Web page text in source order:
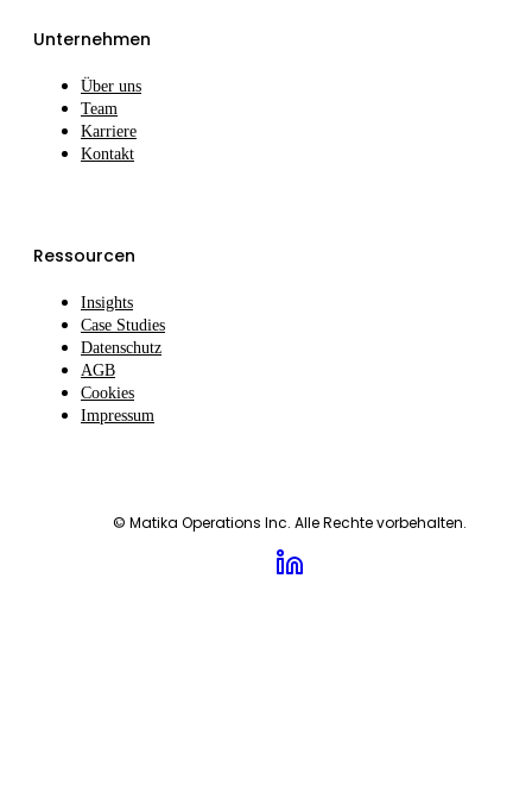
Unternehmen
Über uns
Team
Karriere
Kontakt
Ressourcen
Insights
Case Studies
Datenschutz
AGB
Cookies
Impressum
© Matika Operations Inc. Alle Rechte vorbehalten.